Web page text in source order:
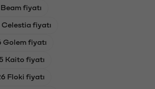
fiyatı
fiyatı
Golem fiyatı
Kaito fiyatı
Floki fiyatı